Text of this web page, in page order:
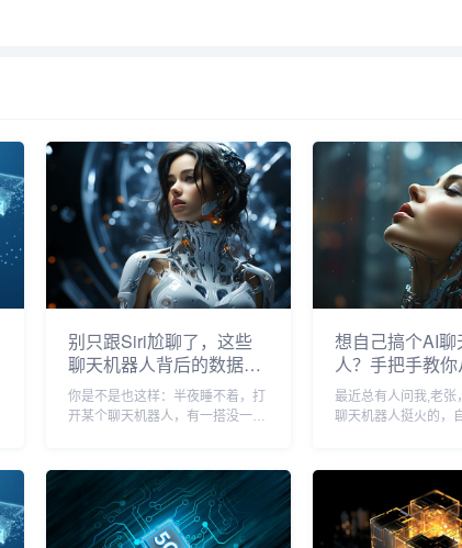
别只跟Siri尬聊了，这些
聊天机器人背后的数据库
才是真宝藏
你是不是也这样：半夜睡不着，打
开某个聊天机器人，有一搭没一搭
机灵，有时候又驴唇不对马嘴，气
得你想关掉它，大多数人可能就觉
得，这不过是个“高级...
想自己搞个AI聊
人？手把手教
打造与获取
最近总有人问我,老张
聊天机器人挺火的，
实门槛已经降低了不
不扯那些虚头巴...